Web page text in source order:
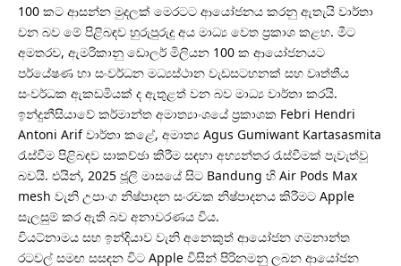
100 කට ආසන්න මුදලක් මෙරටට ආයෝජනය කරනු ඇතැයි වාර්තා
වන බව මේ පිළිබඳව හුරුපුරුදු අය මාධ්‍ය වෙත ප්‍රකාශ කළහ. මීට
අමතරව, ඇමරිකානු ඩොලර් මිලියන 100 ක ආයෝජනයට
පර්යේෂණ හා සංවර්ධන මධ්‍යස්ථාන වැඩසටහනක් සහ වෘත්තීය
සංවර්ධක ඇකඩමියක් ද ඇතුළත් වන බව මාධ්‍ය වාර්තා කරයි.
ඉන්දුනීසියාවේ කර්මාන්ත අමාත්‍යාංශයේ ප්‍රකාශක Febri Hendri
Antoni Arif වාර්තා කළේ, අමාත්‍ය Agus Gumiwant Kartasasmita
රැස්වීම පිළිබඳව සාකච්ඡා කිරීම සඳහා අභ්‍යන්තර රැස්වීමක් පැවැත්වූ
බවයි. එයින්, 2025 ජූලි මාසයේ සිට Bandung හි Air Pods Max
mesh වැනි උපාංග නිෂ්පාදන සංරචක නිෂ්පාදනය කිරීමට Apple
සැලසුම් කර ඇති බව අනාවරණය විය.
වියට්නාමය සහ ඉන්දියාව වැනි අනෙකුත් ආයෝජන ගමනාන්ත
රටවල් සමඟ සසඳන විට Apple විසින් පිරිනමනු ලබන ආයෝජන